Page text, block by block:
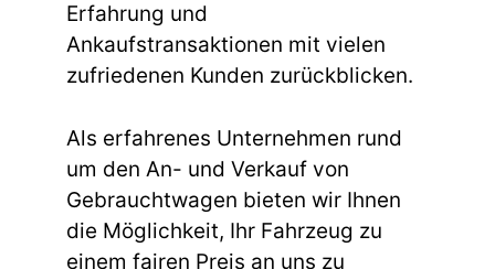
Erfahrung und
Ankaufstransaktionen mit vielen
zufriedenen Kunden zurückblicken.
Als erfahrenes Unternehmen rund
um den An- und Verkauf von
Gebrauchtwagen bieten wir Ihnen
die Möglichkeit, Ihr Fahrzeug zu
einem fairen Preis an uns zu